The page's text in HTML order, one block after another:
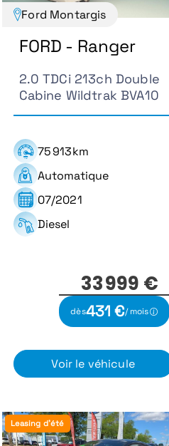
Ford Montargis
FORD - Ranger
2.0 TDCi 213ch Double
Cabine Wildtrak BVA10
75 913km
Automatique
07/2021
Diesel
33 999 €
dès431 €/ mois
Voir le véhicule
Leasing d'été